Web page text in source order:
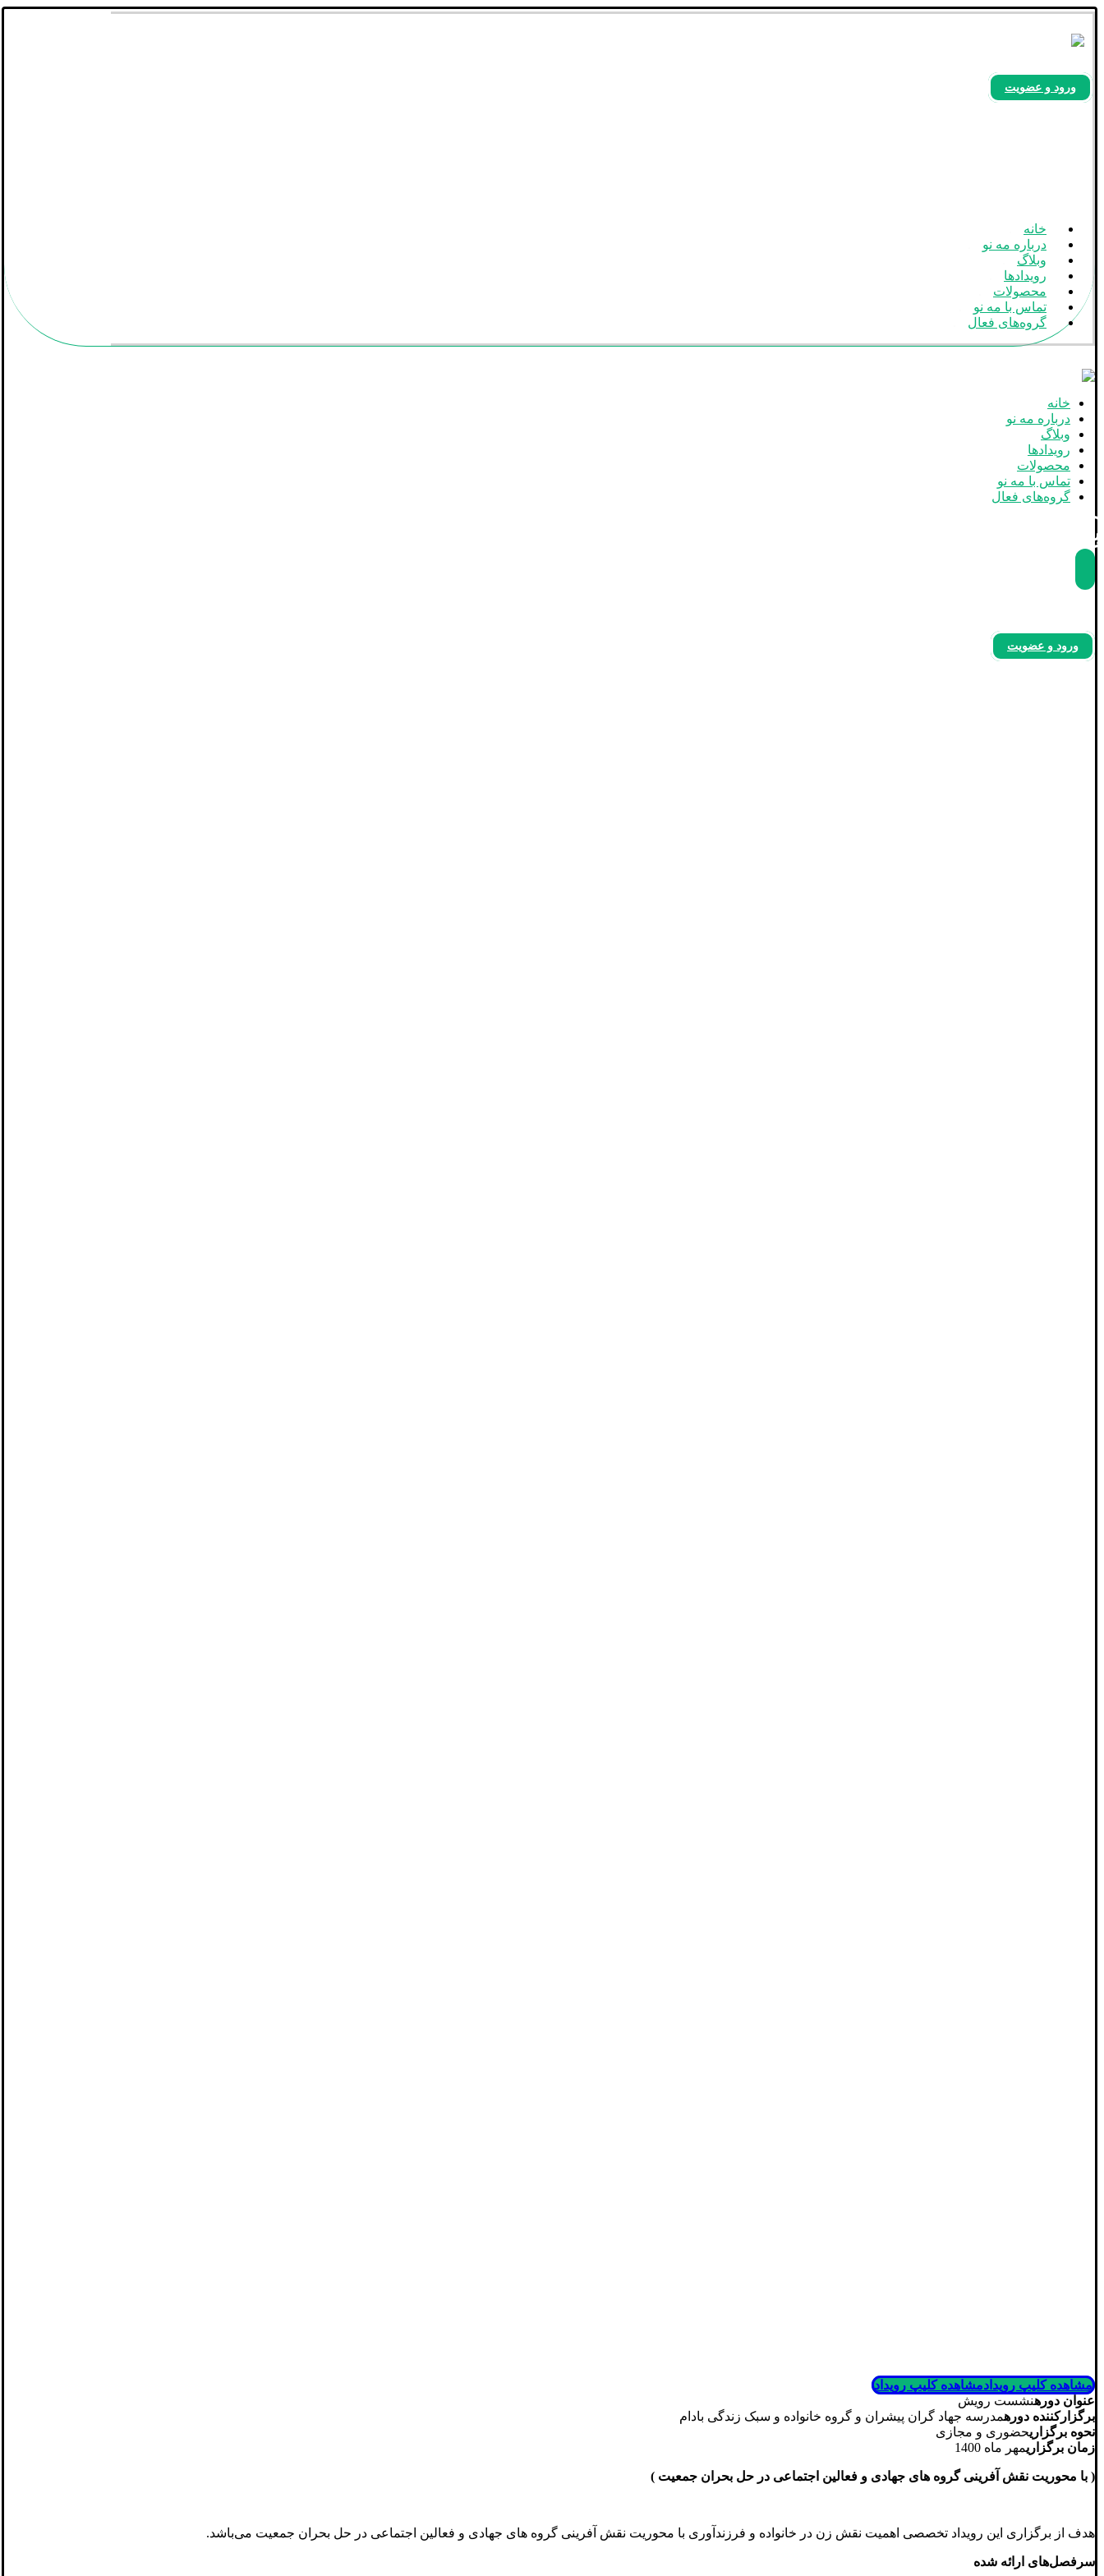
ورود و عضویت
خانه
درباره مه نو
وبلاگ
رویدادها
محصولات
تماس با مه نو
گروه‌های فعال
خانه
درباره مه نو
وبلاگ
رویدادها
محصولات
تماس با مه نو
گروه‌های فعال
بله
ورود و عضویت
مشاهده کلیپ رویدادمشاهده کلیپ رویداد
عنوان دورهنشست رویش
برگزارکننده دورهمدرسه جهاد گران پیشران و گروه خانواده و سبک زندگی بادام
نحوه برگزاریحضوری و مجازی
زمان برگزاریمهر ماه 1400
( با محوریت نقش آفرینی گروه های جهادی و فعالین اجتماعی در حل بحران جمعیت )
هدف از برگزاری این رویداد تخصصی اهمیت نقش زن در خانواده و فرزندآوری با محوریت نقش آفرینی گروه های جهادی و فعالین اجتماعی در حل بحران جمعیت می‌باشد.
سرفصل‌های ارائه شده